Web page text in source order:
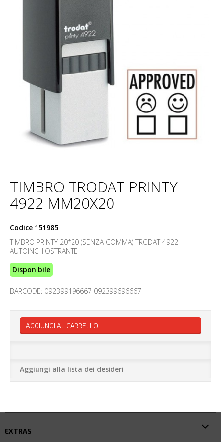
TIMBRO TRODAT PRINTY
4922 MM20X20
Codice 151985
TIMBRO PRINTY 20*20 (SENZA GOMMA) TRODAT 4922
AUTOINCHIOSTRANTE
Disponibile
BARCODE: 092399196667 092399696667
AGGIUNGI AL CARRELLO
Aggiungi alla lista dei desideri
EXTRAS